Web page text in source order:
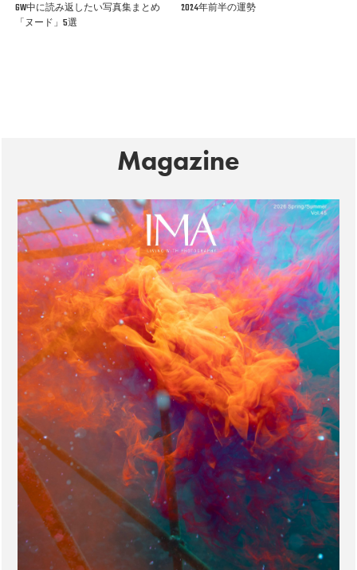
GW中に読み返したい写真集まとめ
「ヌード」5選
2024年前半の運勢
Magazine